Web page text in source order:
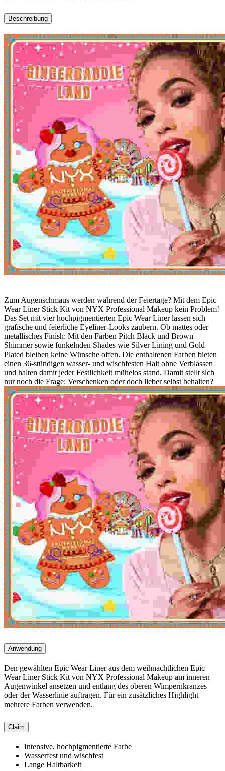
Beschreibung
Zum Augenschmaus werden während der Feiertage? Mit dem Epic
Wear Liner Stick Kit von NYX Professional Makeup kein Problem!
Das Set mit vier hochpigmentierten Epic Wear Liner lassen sich
grafische und feierliche Eyeliner-Looks zaubern. Ob mattes oder
metallisches Finish: Mit den Farben Pitch Black und Brown
Shimmer sowie funkelnden Shades wie Silver Lining und Gold
Plated bleiben keine Wünsche offen. Die enthaltenen Farben bieten
einen 36-stündigen wasser- und wischfesten Halt ohne Verblassen
und halten damit jeder Festlichkeit mühelos stand. Damit stellt sich
nur noch die Frage: Verschenken oder doch lieber selbst behalten?
Anwendung
Den gewählten Epic Wear Liner aus dem weihnachtlichen Epic
Wear Liner Stick Kit von NYX Professional Makeup am inneren
Augenwinkel ansetzen und entlang des oberen Wimpernkranzes
oder der Wasserlinie auftragen. Für ein zusätzliches Highlight
mehrere Farben verwenden.
Claim
Intensive, hochpigmentierte Farbe
Wasserfest und wischfest
Lange Haltbarkeit